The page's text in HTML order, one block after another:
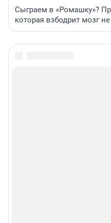
Сыграем в «Ромашку»?
которая взбодрит мозг